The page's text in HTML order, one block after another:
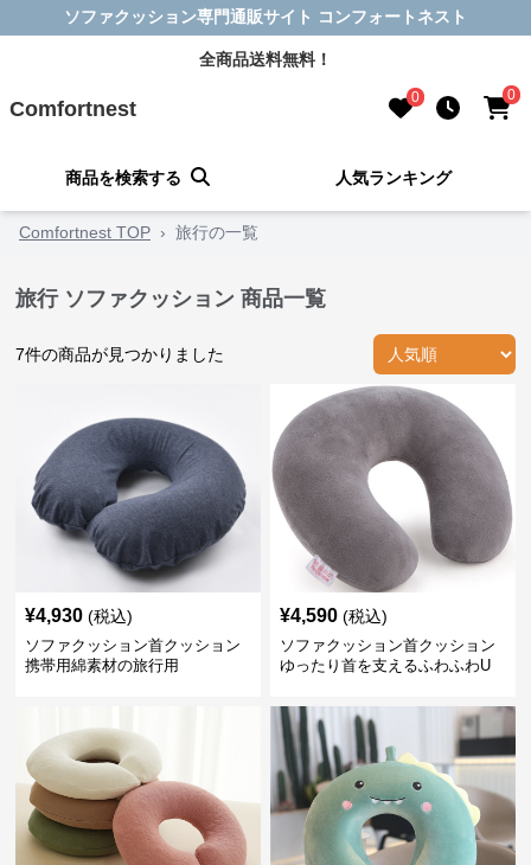
ソファクッション専門通販サイト コンフォートネスト
全商品送料無料！
Comfortnest 0 0
商品を検索する 人気ランキング
Comfortnest TOP › 旅行の一覧
旅行 ソファクッション 商品一覧
7件の商品が見つかりました
¥4,930 (税込)
ソファクッション首クッション
携帯用綿素材の旅行用
¥4,590 (税込)
ソファクッション首クッション
ゆったり首を支えるふわふわU